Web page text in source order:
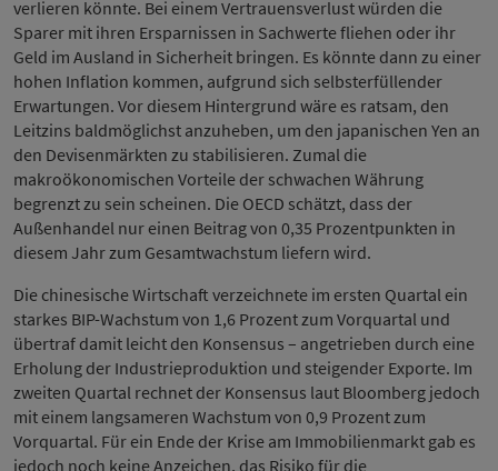
verlieren könnte. Bei einem Vertrauensverlust würden die
Sparer mit ihren Ersparnissen in Sachwerte fliehen oder ihr
Geld im Ausland in Sicherheit bringen. Es könnte dann zu einer
hohen Inflation kommen, aufgrund sich selbsterfüllender
Erwartungen. Vor diesem Hintergrund wäre es ratsam, den
Leitzins baldmöglichst anzuheben, um den japanischen Yen an
den Devisenmärkten zu stabilisieren. Zumal die
makroökonomischen Vorteile der schwachen Währung
begrenzt zu sein scheinen. Die OECD schätzt, dass der
Außenhandel nur einen Beitrag von 0,35 Prozentpunkten in
diesem Jahr zum Gesamtwachstum liefern wird.
Die chinesische Wirtschaft verzeichnete im ersten Quartal ein
starkes BIP-Wachstum von 1,6 Prozent zum Vorquartal und
übertraf damit leicht den Konsensus – angetrieben durch eine
Erholung der Industrieproduktion und steigender Exporte. Im
zweiten Quartal rechnet der Konsensus laut Bloomberg jedoch
mit einem langsameren Wachstum von 0,9 Prozent zum
Vorquartal. Für ein Ende der Krise am Immobilienmarkt gab es
jedoch noch keine Anzeichen, das Risiko für die